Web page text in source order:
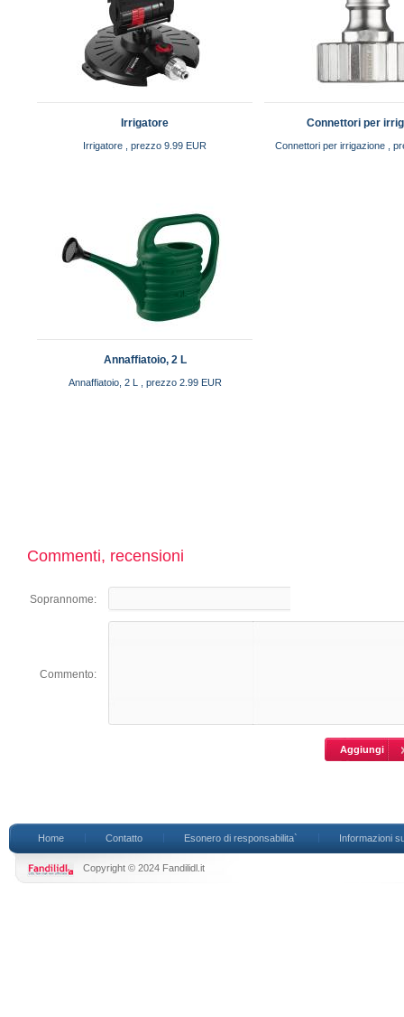
Irrigatore
Irrigatore , prezzo 9.99 EUR
Connettori per
Connettori per irrigazione ,
Annaffiatoio, 2 L
Annaffiatoio, 2 L , prezzo 2.99 EUR
Commenti, recensioni
Soprannome:
Commento:
Home Contatto Esonero di responsabilita` Informazioni
Copyright © 2024 Fandilidl.it